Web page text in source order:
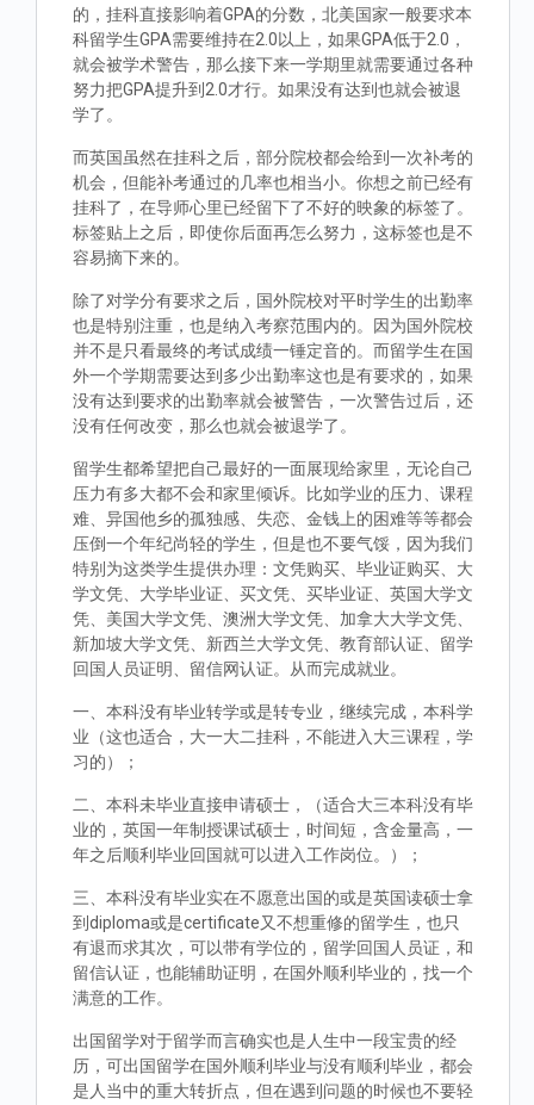
的，挂科直接影响着GPA的分数，北美国家一般要求本
科留学生GPA需要维持在2.0以上，如果GPA低于2.0，
就会被学术警告，那么接下来一学期里就需要通过各种
努力把GPA提升到2.0才行。如果没有达到也就会被退
学了。
而英国虽然在挂科之后，部分院校都会给到一次补考的
机会，但能补考通过的几率也相当小。你想之前已经有
挂科了，在导师心里已经留下了不好的映象的标签了。
标签贴上之后，即使你后面再怎么努力，这标签也是不
容易摘下来的。
除了对学分有要求之后，国外院校对平时学生的出勤率
也是特别注重，也是纳入考察范围内的。因为国外院校
并不是只看最终的考试成绩一锤定音的。而留学生在国
外一个学期需要达到多少出勤率这也是有要求的，如果
没有达到要求的出勤率就会被警告，一次警告过后，还
没有任何改变，那么也就会被退学了。
留学生都希望把自己最好的一面展现给家里，无论自己
压力有多大都不会和家里倾诉。比如学业的压力、课程
难、异国他乡的孤独感、失恋、金钱上的困难等等都会
压倒一个年纪尚轻的学生，但是也不要气馁，因为我们
特别为这类学生提供办理：文凭购买、毕业证购买、大
学文凭、大学毕业证、买文凭、买毕业证、英国大学文
凭、美国大学文凭、澳洲大学文凭、加拿大大学文凭、
新加坡大学文凭、新西兰大学文凭、教育部认证、留学
回国人员证明、留信网认证。从而完成就业。
一、本科没有毕业转学或是转专业，继续完成，本科学
业（这也适合，大一大二挂科，不能进入大三课程，学
习的）；
二、本科未毕业直接申请硕士，（适合大三本科没有毕
业的，英国一年制授课试硕士，时间短，含金量高，一
年之后顺利毕业回国就可以进入工作岗位。）；
三、本科没有毕业实在不愿意出国的或是英国读硕士拿
到diploma或是certificate又不想重修的留学生，也只
有退而求其次，可以带有学位的，留学回国人员证，和
留信认证，也能辅助证明，在国外顺利毕业的，找一个
满意的工作。
出国留学对于留学而言确实也是人生中一段宝贵的经
历，可出国留学在国外顺利毕业与没有顺利毕业，都会
是人当中的重大转折点，但在遇到问题的时候也不要轻